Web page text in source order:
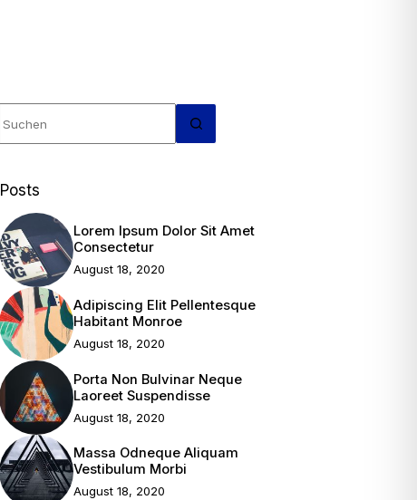
Ergebnisse
Posts
Lorem Ipsum Dolor Sit Amet
Consectetur
August 18, 2020
Adipiscing Elit Pellentesque
Habitant Monroe
August 18, 2020
Porta Non Bulvinar Neque
Laoreet Suspendisse
August 18, 2020
Massa Odneque Aliquam
Vestibulum Morbi
August 18, 2020